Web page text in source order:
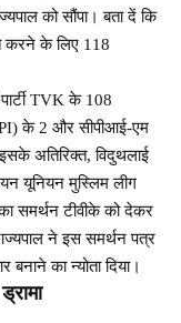
को सौंपा। बता दें कि
करने के लिए 118
TVK के 108
के 2 और सीपीआई-एम
अतिरिक्त, विदुथलाई
यूनियन मुस्लिम लीग
समर्थन टीवीके को देकर
ने इस समर्थन पत्र
का न्योता दिया।